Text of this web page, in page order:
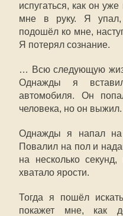
испугаться, как он
мне в руку. Я
подошёл ко мне,
Я потерял сознание.
… Всю следующую
Однажды я
автомобиля. Он
человека, но он выжил.
Однажды я напал на
Повалил на пол и
на несколько
хватало ярости.
Тогда я пошёл
покажет мне, как